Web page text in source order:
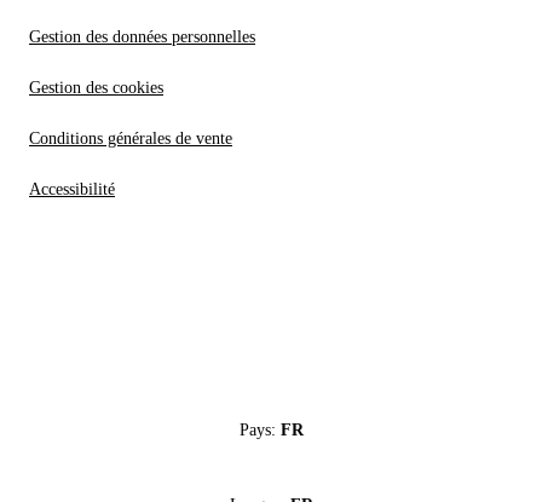
Gestion des données personnelles
Gestion des cookies
Conditions générales de vente
Accessibilité
Pays: FR